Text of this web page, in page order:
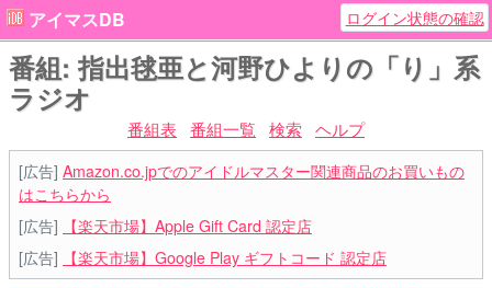
アイマスDB ログイン状態の確認
番組: 指出毬亜と河野ひよりの「り」系
ラジオ
番組表 番組一覧 検索 ヘルプ
[広告] Amazon.co.jpでのアイドルマスター関連商品のお買いもの
はこちらから
[広告]
【楽天市場】Apple Gift Card 認定店
[広告]
【楽天市場】Google Play ギフトコード 認定店